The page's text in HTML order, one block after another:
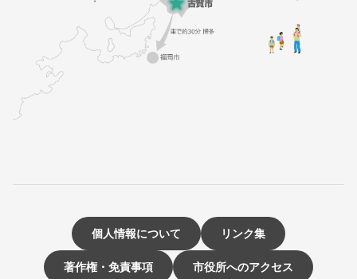
個人情報について リンク集
著作権・免責事項 市役所へのアクセス